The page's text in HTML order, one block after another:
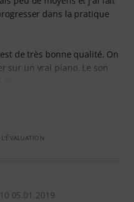
dans la pratique
de très bonne qualité. On
sur un vrai piano. Le son
L'ÉVALUATION
05.01.2019